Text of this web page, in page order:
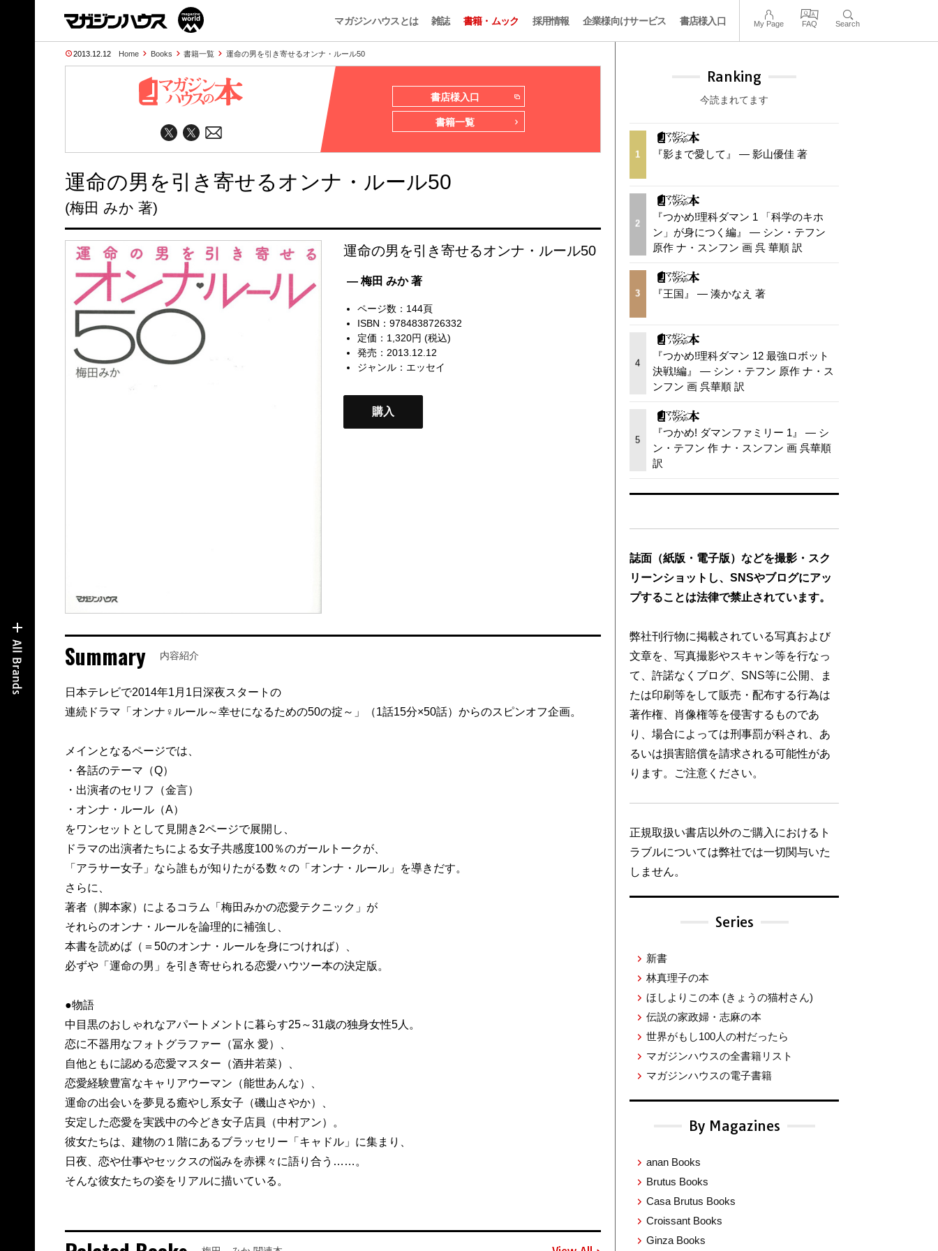
マガジンハウスとは 雑誌 書籍・ムック 採用情報 企業様向けサービス 書店様入口 My Page FAQ Search
2013.12.12 Home Books 書籍一覧 運命の男を引き寄せるオンナ・ルール50
書店様入口
書籍一覧
運命の男を引き寄せるオンナ・ルール50
(梅田 みか 著)
運命の男を引き寄せるオンナ・ルール50
— 梅田 みか 著
ページ数：144頁
ISBN：9784838726332
定価：1,320円 (税込)
発売：2013.12.12
ジャンル： エッセイ
購入
Summary 内容紹介
日本テレビで2014年1月1日深夜スタートの
連続ドラマ「オンナ♀ルール～幸せになるための50の掟～」（1話15分×50話）からのスピンオフ企画。
メインとなるページでは、
・各話のテーマ（Q）
・出演者のセリフ（金言）
・オンナ・ルール（A）
をワンセットとして見開き2ページで展開し、
ドラマの出演者たちによる女子共感度100％のガールトークが、
「アラサー女子」なら誰もが知りたがる数々の「オンナ・ルール」を導きだす。
さらに、
著者（脚本家）によるコラム「梅田みかの恋愛テクニック」が
それらのオンナ・ルールを論理的に補強し、
本書を読めば（＝50のオンナ・ルールを身につければ）、
必ずや「運命の男」を引き寄せられる恋愛ハウツー本の決定版。
●物語
中目黒のおしゃれなアパートメントに暮らす25～31歳の独身女性5人。
恋に不器用なフォトグラファー（冨永 愛）、
自他ともに認める恋愛マスター（酒井若菜）、
恋愛経験豊富なキャリアウーマン（能世あんな）、
運命の出会いを夢見る癒やし系女子（磯山さやか）、
安定した恋愛を実践中の今どき女子店員（中村アン）。
彼女たちは、建物の１階にあるブラッセリー「キャドル」に集まり、
日夜、恋や仕事やセックスの悩みを赤裸々に語り合う……。
そんな彼女たちの姿をリアルに描いている。
Ranking
今読まれてます
1 『影まで愛して』 — 影山優佳 著
2
『つかめ!理科ダマン 1 「科学のキホ
ン」が身につく編』 — シン・テフン
原作 ナ・スンフン 画 呉 華順 訳
3 『王国』 — 湊かなえ 著
4
『つかめ!理科ダマン 12 最強ロボット
決戦!編』 — シン・テフン 原作 ナ・ス
ンフン 画 呉華順 訳
5
『つかめ! ダマンファミリー 1』 — シ
ン・テフン 作 ナ・スンフン 画 呉華順
訳
誌面（紙版・電子版）などを撮影・スク
リーンショットし、SNSやブログにアッ
プすることは法律で禁止されています。
弊社刊行物に掲載されている写真および
文章を、写真撮影やスキャン等を行なっ
て、許諾なくブログ、SNS等に公開、ま
たは印刷等をして販売・配布する行為は
著作権、肖像権等を侵害するものであ
り、場合によっては刑事罰が科され、あ
るいは損害賠償を請求される可能性があ
ります。ご注意ください。
正規取扱い書店以外のご購入におけるト
ラブルについては弊社では一切関与いた
しません。
Series
新書
林真理子の本
ほしよりこの本 (きょうの猫村さん)
伝説の家政婦・志麻の本
世界がもし100人の村だったら
マガジンハウスの全書籍リスト
マガジンハウスの電子書籍
By Magazines
anan Books
Brutus Books
Casa Brutus Books
Croissant Books
Ginza Books